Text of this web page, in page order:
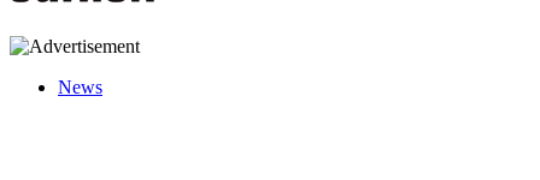
News